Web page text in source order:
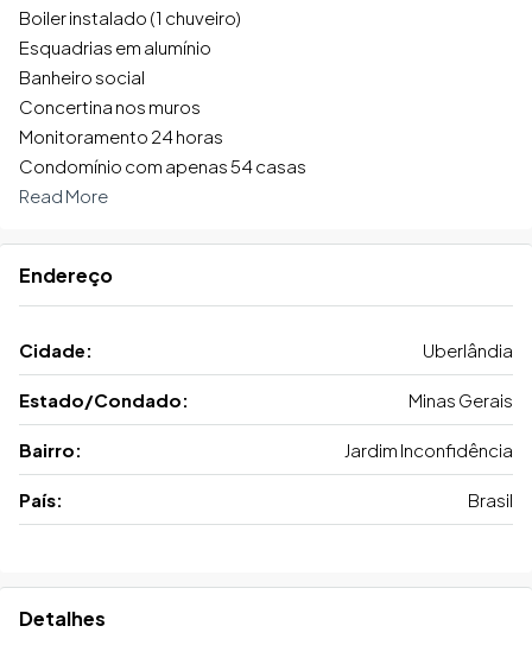
Boiler instalado (1 chuveiro)
Esquadrias em alumínio
Banheiro social
Concertina nos muros
Monitoramento 24 horas
Condomínio com apenas 54 casas
Read More
Endereço
Cidade: Uberlândia
Estado/Condado: Minas Gerais
Bairro: Jardim Inconfidência
País: Brasil
Detalhes